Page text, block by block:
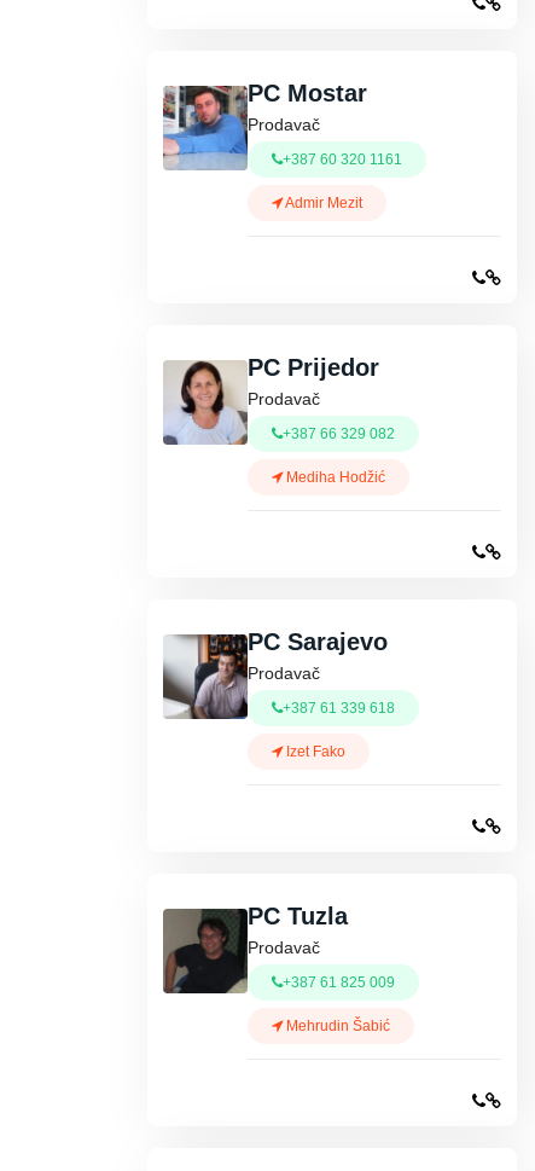
PC Mostar
Prodavač
+387 60 320 1161
Admir Mezit
PC Prijedor
Prodavač
+387 66 329 082
Mediha Hodžić
PC Sarajevo
Prodavač
+387 61 339 618
Izet Fako
PC Tuzla
Prodavač
+387 61 825 009
Mehrudin Šabić